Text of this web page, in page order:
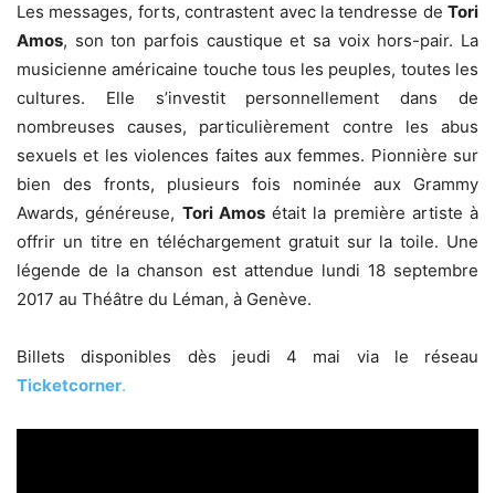
Les messages, forts, contrastent avec la tendresse de Tori
Amos, son ton parfois caustique et sa voix hors-pair. La
musicienne américaine touche tous les peuples, toutes les
cultures. Elle s’investit personnellement dans de
nombreuses causes, particulièrement contre les abus
sexuels et les violences faites aux femmes. Pionnière sur
bien des fronts, plusieurs fois nominée aux Grammy
Awards, généreuse, Tori Amosétait la première artiste à
offrir un titre en téléchargement gratuit sur la toile. Une
légende de la chanson est attendue lundi 18 septembre
2017 au Théâtre du Léman, à Genève.
Billets disponibles dès jeudi 4 mai via le réseau
Ticketcorner.